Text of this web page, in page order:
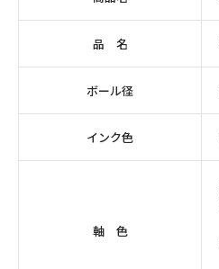
品 名
ボール径
インク色
軸 色